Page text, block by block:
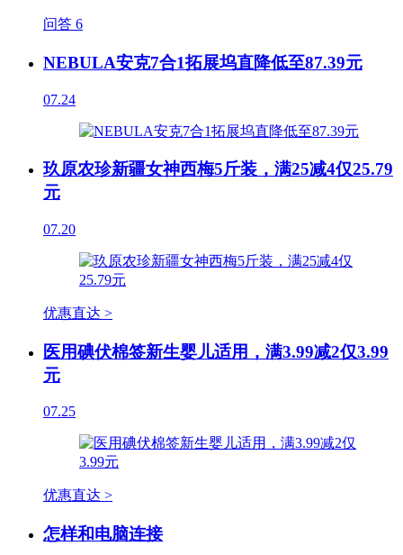
问答 6
NEBULA安克7合1拓展坞直降低至87.39元
07.24
玖原农珍新疆女神西梅5斤装，满25减4仅25.79
元
07.20
优惠直达 >
医用碘伏棉签新生婴儿适用，满3.99减2仅3.99
元
07.25
优惠直达 >
怎样和电脑连接